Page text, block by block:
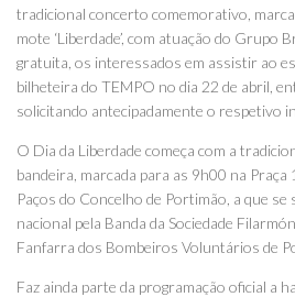
tradicional concerto comemorativo,
mote ‘Liberdade’, com atuação do Grupo
gratuita, os interessados em assistir ao
bilheteira do TEMPO no dia 22 de abril,
solicitando antecipadamente o respetivo
O Dia da Liberdade começa com a
bandeira, marcada para as 9h00 na Praça
Paços do Concelho de Portimão, a que
nacional pela Banda da Sociedade
Fanfarra dos Bombeiros Voluntários de
Faz ainda parte da programação oficial a